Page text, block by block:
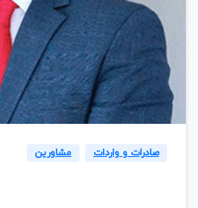
صادرات و واردات مشاورین